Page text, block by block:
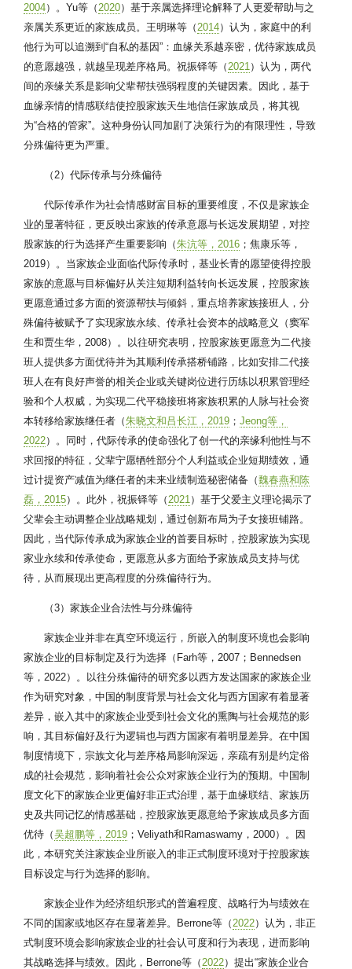
2004）。Yu等（ 2020）基于亲属选择理论解释了人更爱帮助与之
亲属关系更近的家族成员。王明琳等（ 2014）认为，家庭中的利
他行为可以追溯到“自私的基因”：血缘关系越亲密，优待家族成员
的意愿越强，就越呈现差序格局。祝振铎等（ 2021 ）认为，两代
间的亲缘关系是影响父辈帮扶强弱程度的关键因素。因此，基于
血缘亲情的情感联结使控股家族天生地信任家族成员，将其视
为“合格的管家”。这种身份认同加剧了决策行为的有限理性，导致
分殊偏待更为严重。
（2）代际传承与分殊偏待
代际传承作为社会情感财富目标的重要维度，不仅是家族企
业的显著特征，更反映出家族的传承意愿与长远发展期望，对控
股家族的行为选择产生重要影响（朱沆等，2016 ；焦康乐等，
2019）。当家族企业面临代际传承时，基业长青的愿望使得控股
家族的意愿与目标偏好从关注短期利益转向长远发展，控股家族
更愿意通过多方面的资源帮扶与倾斜，重点培养家族接班人，分
殊偏待被赋予了实现家族永续、传承社会资本的战略意义（窦军
生和贾生华，2008）。以往研究表明，控股家族更愿意为二代接
班人提供多方面优待并为其顺利传承搭桥铺路，比如安排二代接
班人在有良好声誉的相关企业或关键岗位进行历练以积累管理经
验和个人权威，为实现二代平稳接班将家族积累的人脉与社会资
本转移给家族继任者（朱晓文和吕长江，2019 ；Jeong等，
2022）。同时，代际传承的使命强化了创一代的亲缘利他性与不
求回报的特征，父辈宁愿牺牲部分个人利益或企业短期绩效，通
过计提资产减值为继任者的未来业绩制造秘密储备（魏春燕和陈
磊，2015）。此外，祝振铎等（ 2021 ）基于父爱主义理论揭示了
父辈会主动调整企业战略规划，通过创新布局为子女接班铺路。
因此，当代际传承成为家族企业的首要目标时，控股家族为实现
家业永续和传承使命，更愿意从多方面给予家族成员支持与优
待，从而展现出更高程度的分殊偏待行为。
（3）家族企业合法性与分殊偏待
家族企业并非在真空环境运行，所嵌入的制度环境也会影响
家族企业的目标制定及行为选择（Farh等，2007；Bennedsen
等，2022）。以往分殊偏待的研究多以西方发达国家的家族企业
作为研究对象，中国的制度背景与社会文化与西方国家有着显著
差异，嵌入其中的家族企业受到社会文化的熏陶与社会规范的影
响，其目标偏好及行为逻辑也与西方国家有着明显差异。在中国
制度情境下，宗族文化与差序格局影响深远，亲疏有别是约定俗
成的社会规范，影响着社会公众对家族企业行为的预期。中国制
度文化下的家族企业更偏好非正式治理，基于血缘联结、家族历
史及共同记忆的情感基础，控股家族更愿意给予家族成员多方面
优待（吴超鹏等，2019 ；Veliyath和Ramaswamy，2000）。因
此，本研究关注家族企业所嵌入的非正式制度环境对于控股家族
目标设定与行为选择的影响。
家族企业作为经济组织形式的普遍程度、战略行为与绩效在
不同的国家或地区存在显著差异。Berrone等（ 2022）认为，非正
式制度环境会影响家族企业的社会认可度和行为表现，进而影响
其战略选择与绩效。因此，Berrone等（ 2022）提出“家族企业合